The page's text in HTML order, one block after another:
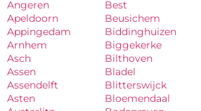
Angeren
Apeldoorn
Appingedam
Arnhem
Asch
Assen
Assendelft
Asten
Best
Beusichem
Biddinghuizen
Biggekerke
Bilthoven
Bladel
Blitterswijck
Bloemendaal